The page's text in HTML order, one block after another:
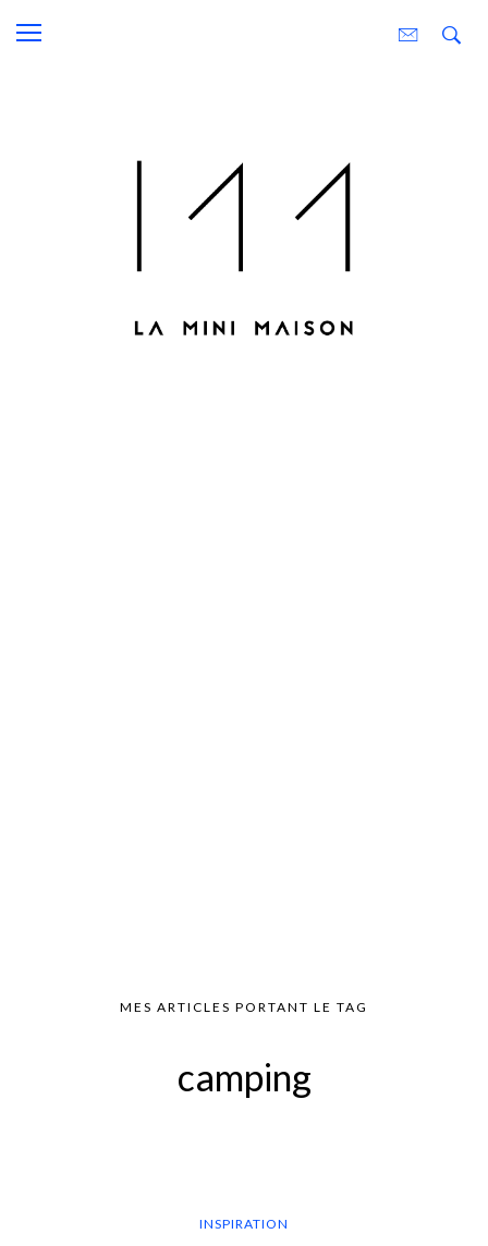
MES ARTICLES PORTANT LE TAG
camping
INSPIRATION